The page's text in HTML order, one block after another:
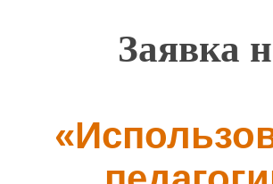
Заявка